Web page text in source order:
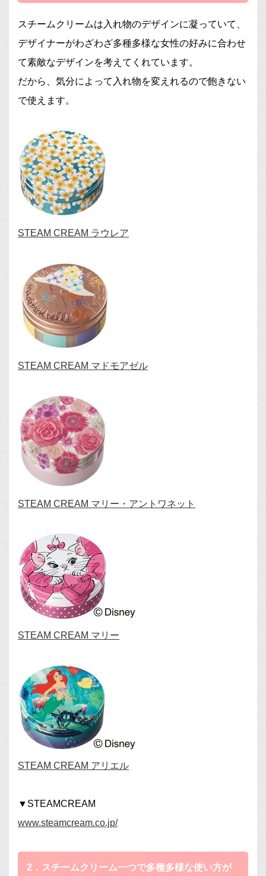
スチームクリームは入れ物のデザインに凝っていて、
デザイナーがわざわざ多種多様な女性の好みに合わせ
て素敵なデザインを考えてくれています。
だから、気分によって入れ物を変えれるので飽きない
で使えます。
STEAM CREAM ラウレア
STEAM CREAM マドモアゼル
STEAM CREAM マリー・アントワネット
STEAM CREAM マリー
STEAM CREAM アリエル
▼STEAMCREAM
www.steamcream.co.jp/
2．スチームクリーム一つで多種多様な使い方が